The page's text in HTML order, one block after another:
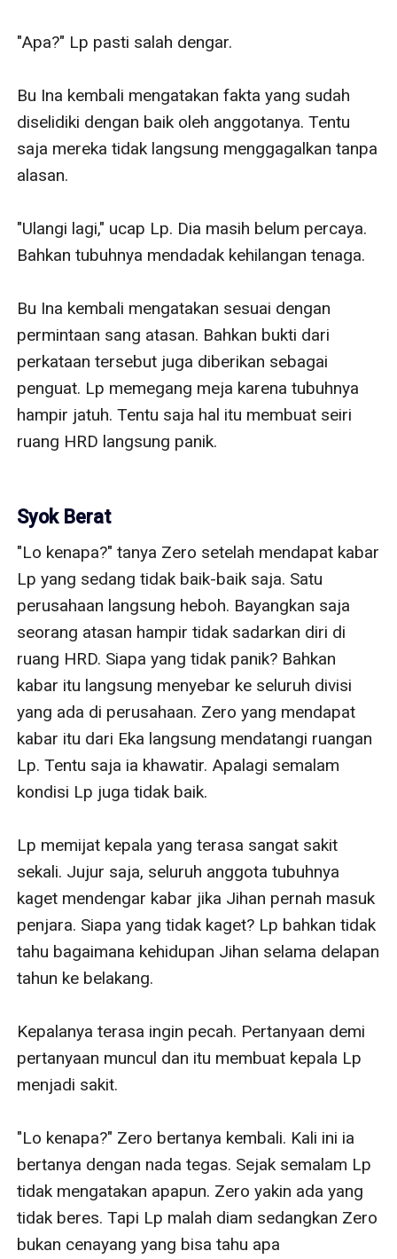
Syok Berat
"Lo kenapa?" tanya Zero setelah mendapat kabar
Lp yang sedang tidak baik-baik saja. Satu
perusahaan langsung heboh. Bayangkan saja
seorang atasan hampir tidak sadarkan diri di
ruang HRD. Siapa yang tidak panik? Bahkan
kabar itu langsung menyebar ke seluruh divisi
yang ada di perusahaan. Zero yang mendapat
kabar itu dari Eka langsung mendatangi ruangan
Lp. Tentu saja ia khawatir. Apalagi semalam
kondisi Lp juga tidak baik.
Lp memijat kepala yang terasa sangat sakit
sekali. Jujur saja, seluruh anggota tubuhnya
kaget mendengar kabar jika Jihan pernah masuk
penjara. Siapa yang tidak kaget? Lp bahkan tidak
tahu bagaimana kehidupan Jihan selama delapan
tahun ke belakang.
Kepalanya terasa ingin pecah. Pertanyaan demi
pertanyaan muncul dan itu membuat kepala Lp
menjadi sakit.
"Lo kenapa?" Zero bertanya kembali. Kali ini ia
bertanya dengan nada tegas. Sejak semalam Lp
tidak mengatakan apapun. Zero yakin ada yang
tidak beres. Tapi Lp malah diam sedangkan Zero
bukan cenayang yang bisa tahu apa